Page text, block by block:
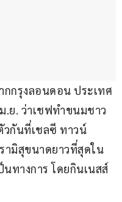
กกรุงลอนดอน ประเทศ
.ย. ว่าเชฟทำขนมชาว
วกันที่เชลซี ทาวน์
ามิสุขนาดยาวที่สุดใน
ทางการ โดยกินเนสส์